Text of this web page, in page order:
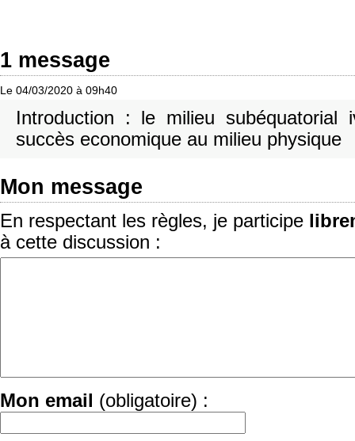
1 message
Le 04/03/2020 à 09h40
Introduction : le milieu subéquatorial
succès economique au milieu physique
Mon message
En respectant les règles, je participe
à cette discussion :
Mon email (obligatoire) :